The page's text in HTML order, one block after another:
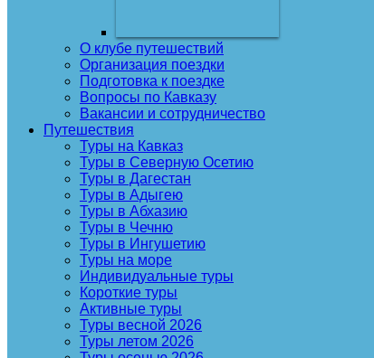
О клубе путешествий
Организация поездки
Подготовка к поездке
Вопросы по Кавказу
Вакансии и сотрудничество
Путешествия
Туры на Кавказ
Туры в Северную Осетию
Туры в Дагестан
Туры в Адыгею
Туры в Абхазию
Туры в Чечню
Туры в Ингушетию
Туры на море
Индивидуальные туры
Короткие туры
Активные туры
Туры весной 2026
Туры летом 2026